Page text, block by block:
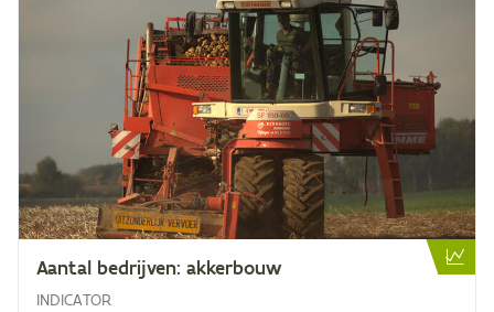
Aan­tal be­drij­ven: akkerbouw
INDICATOR